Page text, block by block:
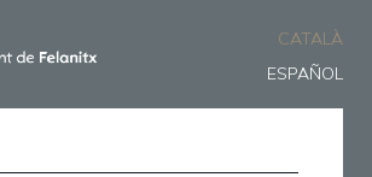
CATALÀ
ESPAÑOL